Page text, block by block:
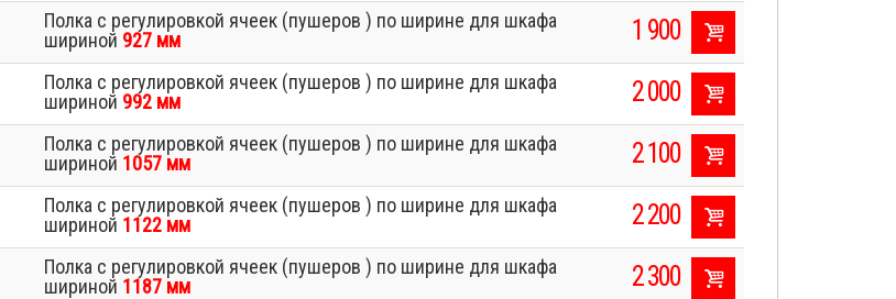
Полка с регулировкой ячеек (пушеров ) по ширине для шкафа
шириной 927 мм 1 900
Полка с регулировкой ячеек (пушеров ) по ширине для шкафа
шириной 992 мм 2 000
Полка с регулировкой ячеек (пушеров ) по ширине для шкафа
шириной 1057 мм 2 100
Полка с регулировкой ячеек (пушеров ) по ширине для шкафа
шириной 1122 мм 2 200
Полка с регулировкой ячеек (пушеров ) по ширине для шкафа
шириной 1187 мм 2 300